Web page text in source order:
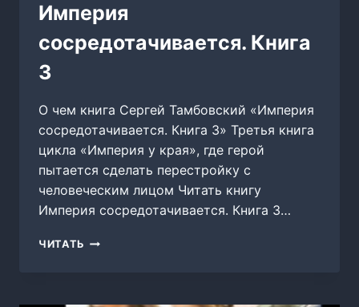
Империя
сосредотачивается. Книга
3
О чем книга Сергей Тамбовский «Империя
сосредотачивается. Книга 3» Третья книга
цикла «Империя у края», где герой
пытается сделать перестройку с
человеческим лицом Читать книгу
Империя сосредотачивается. Книга 3…
ЧИТАТЬ ИМПЕРИЯ